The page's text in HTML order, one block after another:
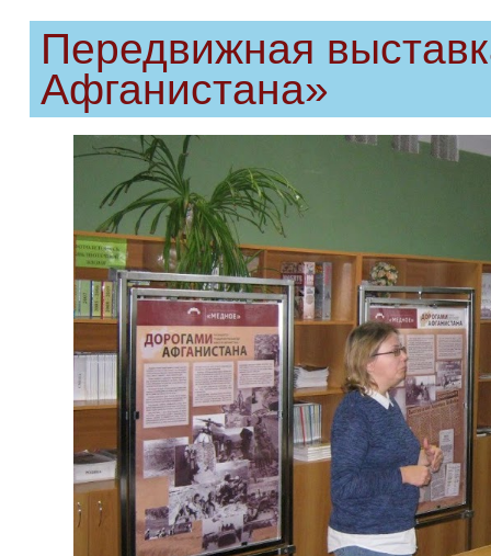
Передвижная
Афганистана»